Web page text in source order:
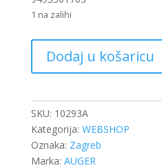
1 na zalihi
SPONA
DB
23994
količina
Dodaj u košaricu
SKU: 10293A
Kategorija: WEBSHOP
Oznaka: Zagreb
Marka: AUGER